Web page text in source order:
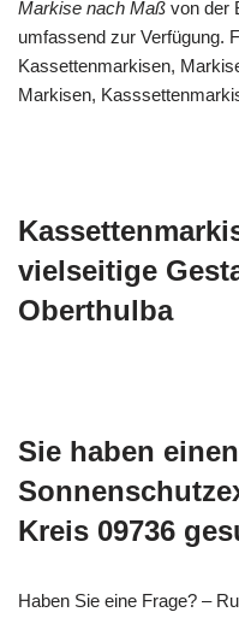
Markise nach Maß von der
umfassend zur Verfügung.
Kassettenmarkisen,
Markisen,
vielseitige
Oberthulba
Sie haben
Kreis 09736
Haben Sie eine Frage? –